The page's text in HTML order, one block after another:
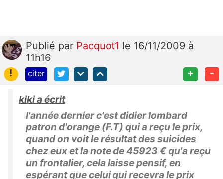
Publié par Pacquot1 le 16/11/2009 à
11h16
!
citer + -
kiki a écrit
l'année dernier c'est didier lombard
patron d'orange (F.T) qui a reçu le prix,
quand on voit le résultat des suicides
chez eux et la note de 45923 € qu'a reçu
un frontalier, cela laisse pensif, en
espérant que celui qui recevra le prix